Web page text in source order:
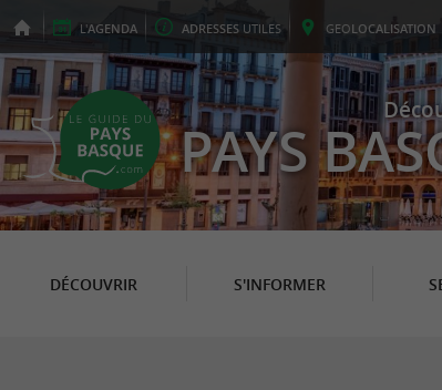
L'AGENDA ADRESSES UTILES GEOLOCALISATION
PAYS
DÉCOUVRIR S'INFORMER